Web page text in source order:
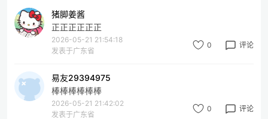
猪脚姜酱
正正正正正正
2026-05-21 21:54:18
发表于广东省
0 评论
易友29394975
棒棒棒棒棒棒
2026-05-21 21:42:02
发表于广东省
0 评论